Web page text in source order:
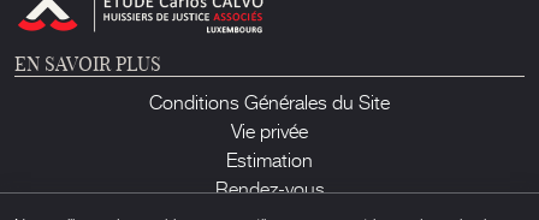
EN SAVOIR PLUS
Conditions Générales du Site
Vie privée
Estimation
Rendez-vous